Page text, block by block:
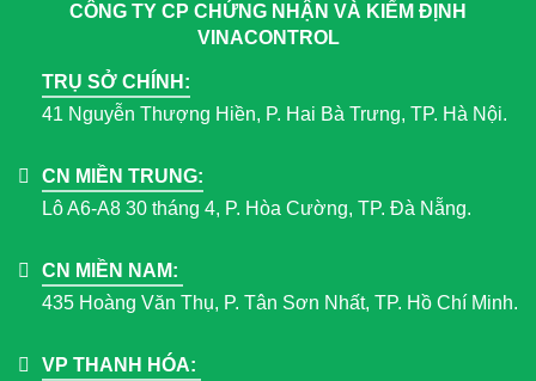
CÔNG TY CP CHỨNG NHẬN VÀ KIỂM ĐỊNH
VINACONTROL
TRỤ SỞ CHÍNH:
41 Nguyễn Thượng Hiền, P. Hai Bà Trưng, TP. Hà Nội.
CN MIỀN TRUNG:
Lô A6-A8 30 tháng 4, P. Hòa Cường, TP. Đà Nẵng.
CN MIỀN NAM:
435 Hoàng Văn Thụ, P. Tân Sơn Nhất, TP. Hồ Chí Minh.
VP THANH HÓA: